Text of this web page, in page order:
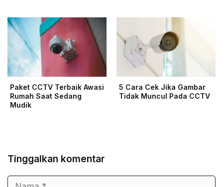
Paket CCTV Terbaik Awasi
Rumah Saat Sedang
Mudik
5 Cara Cek Jika Gambar
Tidak Muncul Pada CCTV
Tinggalkan komentar
Nama
Surel